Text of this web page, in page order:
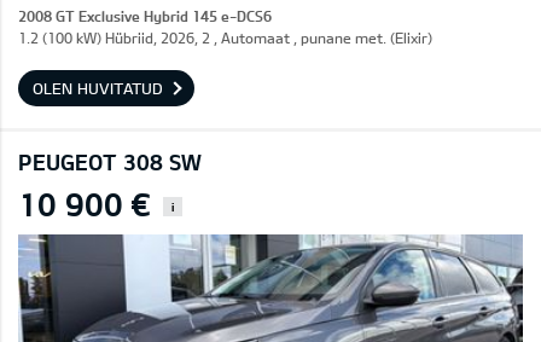
2008 GT Exclusive Hybrid 145 e-DCS6
1.2 (100 kW) Hübriid, 2026, 2 , Automaat , punane met. (Elixir)
OLEN HUVITATUD
PEUGEOT 308 SW
10 900 € i